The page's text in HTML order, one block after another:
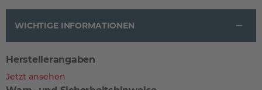
WICHTIGE INFORMATIONEN
Herstellerangaben
Jetzt ansehen